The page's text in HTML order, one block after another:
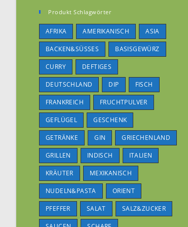
Produkt Schlagwörter
AFRIKA AMERIKANISCH ASIA
BACKEN&SÜSSES BASISGEWÜRZ
CURRY DEFTIGES
DEUTSCHLAND DIP FISCH
FRANKREICH FRUCHTPULVER
GEFLÜGEL GESCHENK
GETRÄNKE GIN GRIECHENLAND
GRILLEN INDISCH ITALIEN
KRÄUTER MEXIKANISCH
NUDELN&PASTA ORIENT
PFEFFER SALAT SALZ&ZUCKER